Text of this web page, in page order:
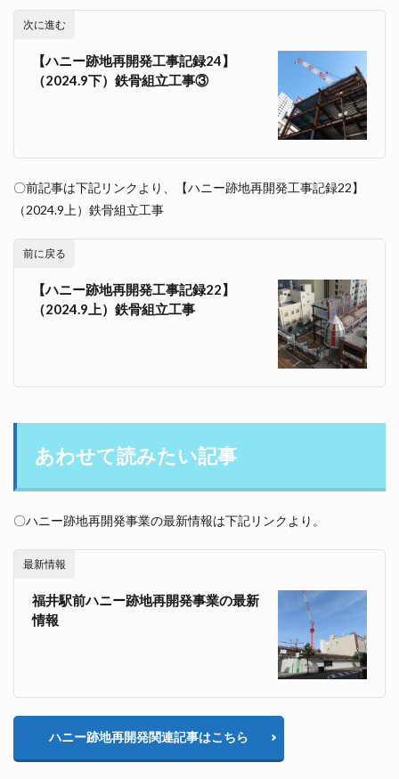
次に進む
【ハニー跡地再開発工事記録24】
（2024.9下）鉄骨組立工事③
〇前記事は下記リンクより、【ハニー跡地再開発工事記録22】
（2024.9上）鉄骨組立工事
前に戻る
【ハニー跡地再開発工事記録22】
（2024.9上）鉄骨組立工事
あわせて読みたい記事
〇ハニー跡地再開発事業の最新情報は下記リンクより。
最新情報
福井駅前ハニー跡地再開発事業の最新
情報
ハニー跡地再開発関連記事はこちら